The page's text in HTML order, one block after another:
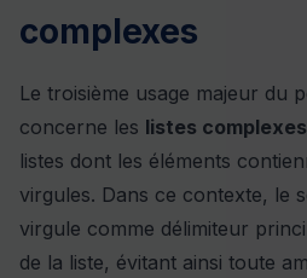
complexes
Le troisième usage majeur du
concerne les listes complexes
listes dont les éléments
virgules. Dans ce contexte, le
virgule comme délimiteur
de la liste, évitant ainsi toute